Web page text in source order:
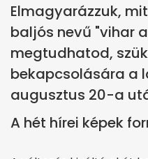
Elmagyarázzuk,
baljós nevű "vihar
megtudhatod,
bekapcsolására a
augusztus 20-a
A hét hírei képek